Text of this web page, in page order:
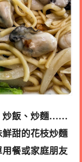
炒飯、炒麵……
甜的花枝炒麵
餐或家庭朋友